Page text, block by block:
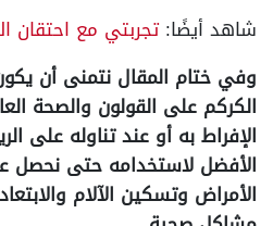
شاهد أيضًا:تجربتي مع احتقان
وفي ختام المقال نتمنى أن
الكركم على القولون والصحة
الإفراط به أو عند تناوله على
الأفضل لاستخدامه حتى نحصل
الأمراض وتسكين الآلام